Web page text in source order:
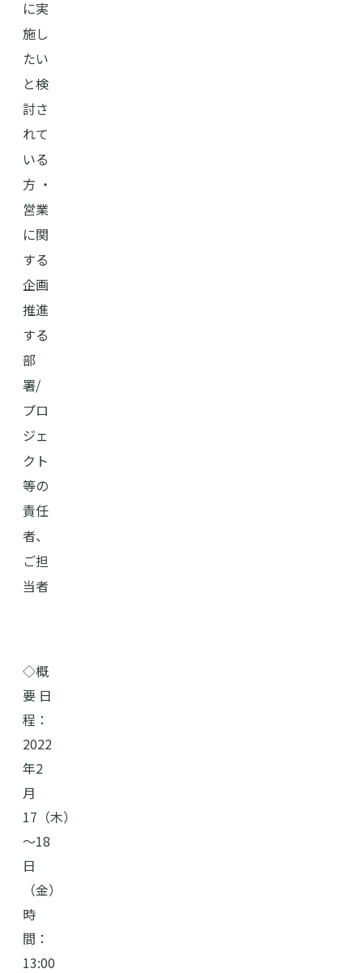
に実
施し
たい
と検
討さ
れて
いる
方 ・
営業
に関
する
企画
推進
する
部
署/
プロ
ジェ
クト
等の
責任
者、
ご担
当者
◇概
要 日
程：
2022
年2
月
17（木）
～18
日
（金）
時
間：
13:00